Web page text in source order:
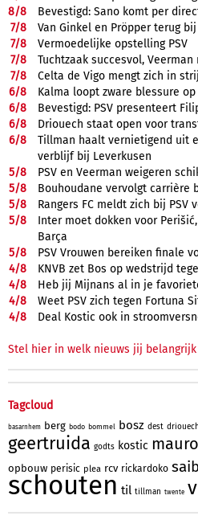
8/8
Bevestigd: Sano komt per
7/8
Van Ginkel en Pröpper terug bij
7/8
Vermoedelijke opstelling PSV
7/8
Tuchtzaak succesvol,
7/8
Celta de Vigo mengt zich in
6/8
Kalma loopt zware blessure
6/8
Bevestigd: PSV presenteert
6/8
Driouech staat open voor
6/8
Tillman haalt vernietigend uit
verblijf bij Leverkusen
5/8
PSV en Veerman weigeren
5/8
Bouhoudane vervolgt carrière
5/8
Rangers FC meldt zich bij PSV
5/8
Inter moet dokken voor
Barça
5/8
PSV Vrouwen bereiken finale
4/8
KNVB zet Bos op wedstrijd
4/8
Heb jij Mijnans al in je
4/8
Weet PSV zich tegen Fortuna
4/8 Deal Kostic ook in
Stel hier in welk nieuws jij
Tagcloud
basarnhem berg bodo bommel bosz dest driouech
geertruida godts kostic mauro
opbouw perisic plea rcv rickardoko
schouten til tillman twente